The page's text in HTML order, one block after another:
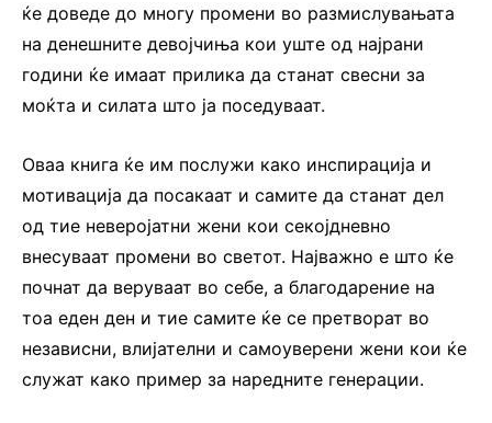
ќе доведе до многу промени во размислувањата
на денешните девојчиња кои уште од најрани
години ќе имаат прилика да станат свесни за
моќта и силата што ја поседуваат.
Оваа книга ќе им послужи како инспирација и
мотивација да посакаат и самите да станат дел
од тие неверојатни жени кои секојдневно
внесуваат промени во светот. Најважно е што ќе
почнат да веруваат во себе, а благодарение на
тоа еден ден и тие самите ќе се претворат во
независни, влијателни и самоуверени жени кои ќе
служат како пример за наредните генерации.